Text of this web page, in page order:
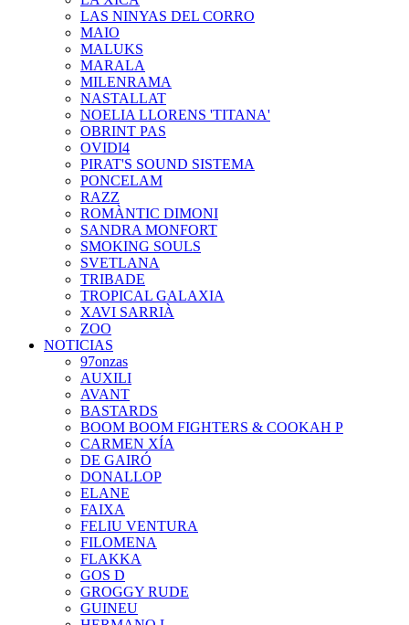
LAS NINYAS DEL CORRO
MAIO
MALUKS
MARALA
MILENRAMA
NASTALLAT
NOELIA LLORENS 'TITANA'
OBRINT PAS
OVIDI4
PIRAT'S SOUND SISTEMA
PONCELAM
RAZZ
ROMÀNTIC DIMONI
SANDRA MONFORT
SMOKING SOULS
SVETLANA
TRIBADE
TROPICAL GALAXIA
XAVI SARRIÀ
ZOO
NOTICIAS
97onzas
AUXILI
AVANT
BASTARDS
BOOM BOOM FIGHTERS & COOKAH P
CARMEN XÍA
DE GAIRÓ
DONALLOP
ELANE
FAIXA
FELIU VENTURA
FILOMENA
FLAKKA
GOS D
GROGGY RUDE
GUINEU